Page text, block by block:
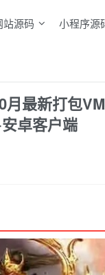
站源码 小程序源
最新打包
卓客户端